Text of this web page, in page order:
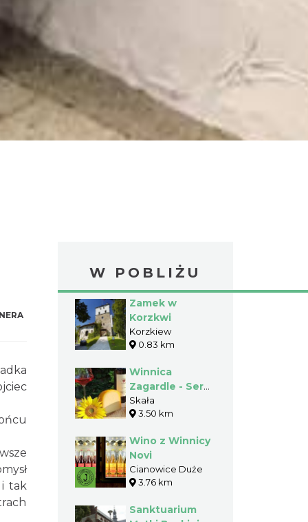
i tak
W POBLIŻU
Zamek w
Korzkwi
Korzkiew
0.83 km
Winnica
Zagardle - Sery
i wina
rzemieślnicze
Skała
3.50 km
Wino z Winnicy
Novi
Cianowice Duże
3.76 km
Sanktuarium